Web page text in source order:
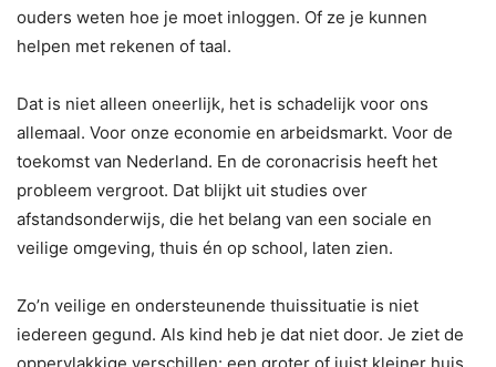
ouders weten hoe je moet inloggen. Of ze je kunnen
helpen met rekenen of taal.
Dat is niet alleen oneerlijk, het is schadelijk voor ons
allemaal. Voor onze economie en arbeidsmarkt. Voor de
toekomst van Nederland. En de coronacrisis heeft het
probleem vergroot. Dat blijkt uit studies over
afstandsonderwijs, die het belang van een sociale en
veilige omgeving, thuis én op school, laten zien.
Zo’n veilige en ondersteunende thuissituatie is niet
iedereen gegund. Als kind heb je dat niet door. Je ziet de
oppervlakkige verschillen: een groter of juist kleiner huis,